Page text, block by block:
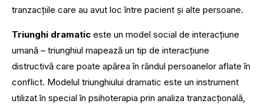
tranzacțiile care au avut loc între pacient și alte persoane.
Triunghi dramatic este un model social de interacțiune
umană – triunghiul mapează un tip de interacțiune
distructivă care poate apărea în rândul persoanelor aflate în
conflict. Modelul triunghiului dramatic este un instrument
utilizat în special în psihoterapia prin analiza tranzacțională,